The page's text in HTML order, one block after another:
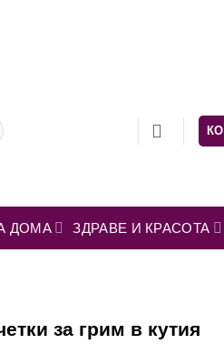
ДОМА ЗДРАВЕ И КРАСОТА
за грим в кутия